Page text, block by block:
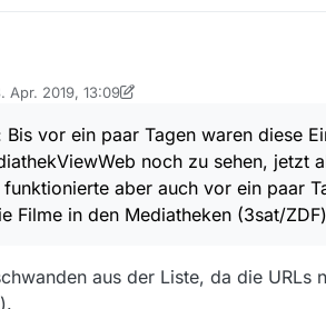
paar Tagen waren diese Einträge auch in
letzten zwei von insgesamt 8 Folgen)
funktionierte aber auch vor ein paar
Mediatheken (3sat/ZDF) anschauen kann:
URL: http://www.3sat.de/mediathek/
2:
frohe Zukunft - (vom 23.3.2019)
URL: https://www.zdf.de/filme/zdf-
Apr. 2019, 13:09
styroll
Bis vor ein paar Tagen waren diese
noch zu sehen, jetzt
aber auch vor ein paar
Filme in den Mediatheken (3sat/
aus der Liste, da die